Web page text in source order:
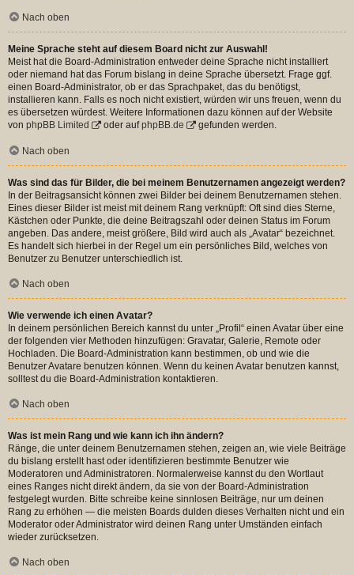
Nach oben
Meine Sprache steht auf diesem Board nicht zur Auswahl!
Meist hat die Board-Administration entweder deine Sprache nicht installiert
oder niemand hat das Forum bislang in deine Sprache übersetzt. Frage ggf.
einen Board-Administrator, ob er das Sprachpaket, das du benötigst,
installieren kann. Falls es noch nicht existiert, würden wir uns freuen, wenn du
es übersetzen würdest. Weitere Informationen dazu können auf der Website
von phpBB Limited oder aufphpBB.de gefunden werden.
Nach oben
Was sind das für Bilder, die bei meinem Benutzernamen angezeigt werden?
In der Beitragsansicht können zwei Bilder bei deinem Benutzernamen stehen.
Eines dieser Bilder ist meist mit deinem Rang verknüpft: Oft sind dies Sterne,
Kästchen oder Punkte, die deine Beitragszahl oder deinen Status im Forum
angeben. Das andere, meist größere, Bild wird auch als „Avatar“ bezeichnet.
Es handelt sich hierbei in der Regel um ein persönliches Bild, welches von
Benutzer zu Benutzer unterschiedlich ist.
Nach oben
Wie verwende ich einen Avatar?
In deinem persönlichen Bereich kannst du unter „Profil“ einen Avatar über eine
der folgenden vier Methoden hinzufügen: Gravatar, Galerie, Remote oder
Hochladen. Die Board-Administration kann bestimmen, ob und wie die
Benutzer Avatare benutzen können. Wenn du keinen Avatar benutzen kannst,
solltest du die Board-Administration kontaktieren.
Nach oben
Was ist mein Rang und wie kann ich ihn ändern?
Ränge, die unter deinem Benutzernamen stehen, zeigen an, wie viele Beiträge
du bislang erstellt hast oder identifizieren bestimmte Benutzer wie
Moderatoren und Administratoren. Normalerweise kannst du den Wortlaut
eines Ranges nicht direkt ändern, da sie von der Board-Administration
festgelegt wurden. Bitte schreibe keine sinnlosen Beiträge, nur um deinen
Rang zu erhöhen — die meisten Boards dulden dieses Verhalten nicht und ein
Moderator oder Administrator wird deinen Rang unter Umständen einfach
wieder zurücksetzen.
Nach oben